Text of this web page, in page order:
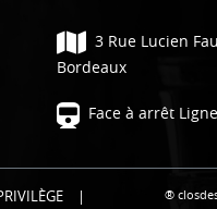
3 Rue Lucien
Bordeaux
Face à arrêt
|
®